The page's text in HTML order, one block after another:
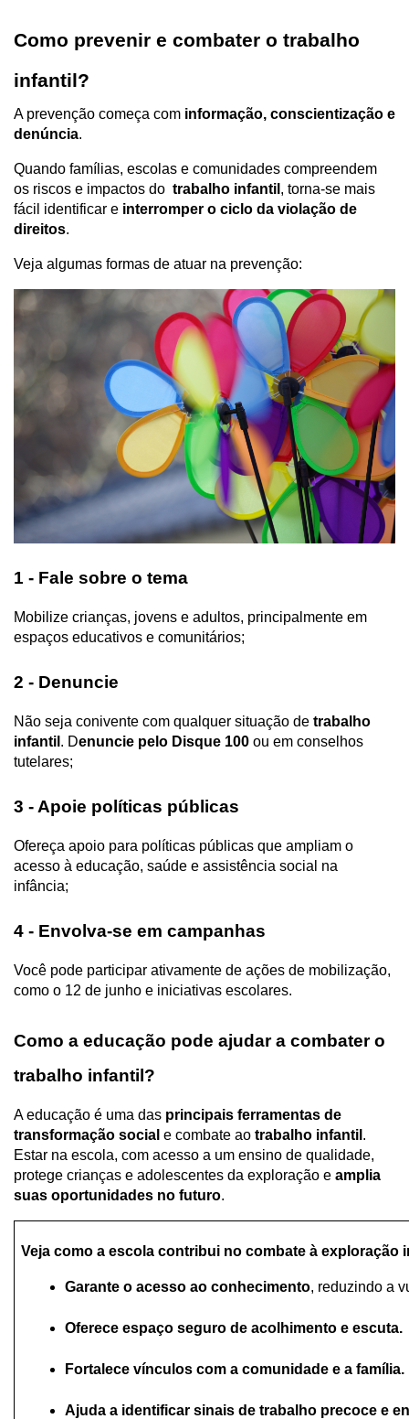
Como prevenir e combater o trabalho
infantil?
A prevenção começa com informação, conscientização e
denúncia.
Quando famílias, escolas e comunidades compreendem
os riscos e impactos do trabalho infantil , torna-se mais
fácil identificar e interromper o ciclo da violação de
direitos.
Veja algumas formas de atuar na prevenção:
1 - Fale sobre o tema
Mobilize crianças, jovens e adultos, principalmente em
espaços educativos e comunitários;
2 - Denuncie
Não seja conivente com qualquer situação de trabalho
infantil . Denuncie pelo Disque 100 ou em conselhos
tutelares;
3 - Apoie políticas públicas
Ofereça apoio para políticas públicas que ampliam o
acesso à educação, saúde e assistência social na
infância;
4 - Envolva-se em campanhas
Você pode participar ativamente de ações de mobilização,
como o 12 de junho e iniciativas escolares.
Como a educação pode ajudar a combater o
trabalho infantil?
A educação é uma das principais ferramentas de
transformação social e combate ao trabalho infantil .
Estar na escola, com acesso a um ensino de qualidade,
protege crianças e adolescentes da exploração e amplia
suas oportunidades no futuro.
Veja como a escola contribui no combate à exploração
Garante o acesso ao conhecimento, reduzindo a
Oferece espaço seguro de acolhimento e escuta.
Fortalece vínculos com a comunidade e a família.
Ajuda a identificar sinais de trabalho precoce e